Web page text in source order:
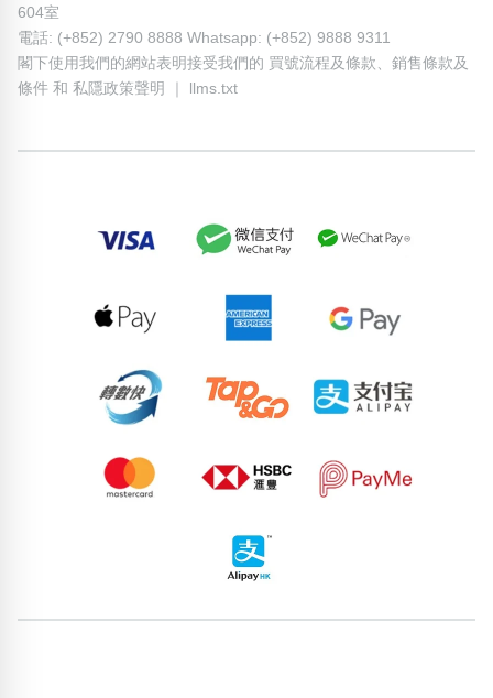
604室
電話: (+852) 2790 8888 Whatsapp: (+852) 9888 9311
閣下使用我們的網站表明接受我們的 買號流程及條款
銷售條款及
條件 和 私隱政策聲明 ｜ llms.txt